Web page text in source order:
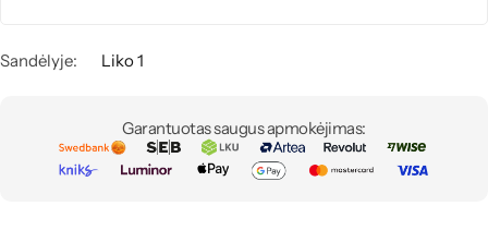
Sandėlyje: Liko 1
Garantuotas saugus apmokėjimas: